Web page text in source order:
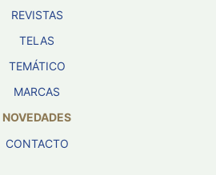
REVISTAS
TELAS
TEMÁTICO
MARCAS
NOVEDADES
CONTACTO